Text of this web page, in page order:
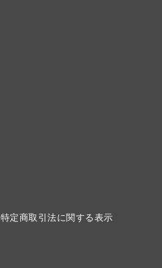
特定商取引法に関する表示